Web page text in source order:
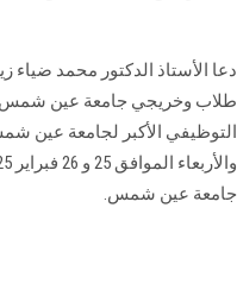
دعا الأستاذ الدكتور محمد
طلاب وخريجي جامعة عين شمس
جامعة عين شمس.